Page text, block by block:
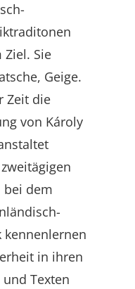
Ziel. Sie
Geige.
Zeit die
von Károly
bei dem
kennenlernen
in ihren
Texten